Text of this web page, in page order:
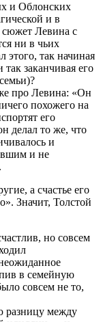
и Облонских
и в
сюжет Левина с
ни в чьих
этого, так начиная
заканчивая его
про Левина: «Он
похожего на
его
делал то же, что
и
и не
а счастье его
Значит, Толстой
но совсем
в семейную
совсем не то,
разницу между